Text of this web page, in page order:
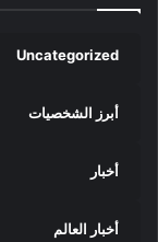
Uncategorized
أبرز الشخصيات
أخبار
أخبار العالم